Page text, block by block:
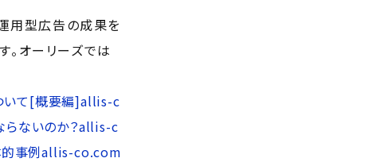
用型広告の成果を
。オーリーズでは
いて[概要編]allis-c
ないのか？allis-c
的事例allis-co.com